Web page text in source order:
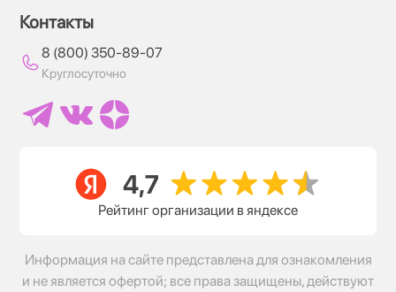
Контакты
8 (800) 350-89-07
Круглосуточно
Рейтинг организации в яндексе
Информация на сайте представлена для ознакомления
и не является офертой; все права защищены, действуют